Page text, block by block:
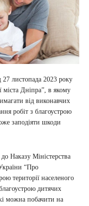
27 листопада 2023 року
міста Дніпра”, в якому
від виконавчих
робіт з благоустрою
заподіяти шкоди
Наказу Міністерства
“Про
території населеного
дитячих
можна побачити на